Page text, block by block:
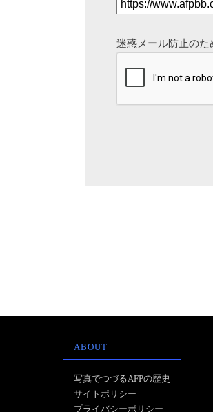
迷惑メール防止の
ABOUT
写真でつづるAFPの歴史
サイトポリシー
プライバシーポリシー